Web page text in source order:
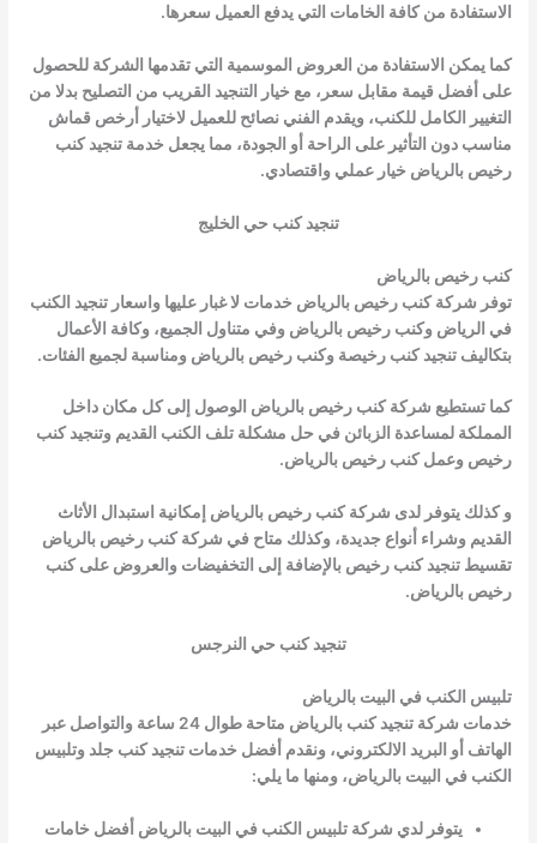
الاستفادة من كافة الخامات التي يدفع العميل سعرها.
كما يمكن الاستفادة من العروض الموسمية التي تقدمها الشركة للحصول
على أفضل قيمة مقابل سعر، مع خيار التنجيد القريب من التصليح بدلا من
التغيير الكامل للكنب، ويقدم الفني نصائح للعميل لاختيار أرخص قماش
مناسب دون التأثير على الراحة أو الجودة، مما يجعل خدمة تنجيد كنب
رخيص بالرياض خيار عملي واقتصادي.
تنجيد كنب حي الخليج
كنب رخيص بالرياض
توفر شركة كنب رخيص بالرياض خدمات لا غبار عليها واسعار تنجيد الكنب
في الرياض وكنب رخيص بالرياض وفي متناول الجميع، وكافة الأعمال
بتكاليف تنجيد كنب رخيصة وكنب رخيص بالرياض ومناسبة لجميع الفئات.
كما تستطيع شركة كنب رخيص بالرياض الوصول إلى كل مكان داخل
المملكة لمساعدة الزبائن في حل مشكلة تلف الكنب القديم وتنجيد كنب
رخيص وعمل كنب رخيص بالرياض.
و كذلك يتوفر لدى شركة كنب رخيص بالرياض إمكانية استبدال الأثاث
القديم وشراء أنواع جديدة، وكذلك متاح في شركة كنب رخيص بالرياض
تقسيط تنجيد كنب رخيص بالإضافة إلى التخفيضات والعروض على كنب
رخيص بالرياض.
تنجيد كنب حي النرجس
تلبيس الكنب في البيت بالرياض
خدمات شركة تنجيد كنب بالرياض متاحة طوال 24 ساعة والتواصل عبر
الهاتف أو البريد الالكتروني، ونقدم أفضل خدمات تنجيد كنب جلد وتلبيس
الكنب في البيت بالرياض، ومنها ما يلي:
يتوفر لدي شركةتلبيس الكنب في البيت بالرياض أفضل خامات